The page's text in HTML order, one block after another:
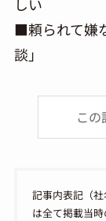
■頼られて嫌
談」
この
記事内表記（社
は全て掲載当